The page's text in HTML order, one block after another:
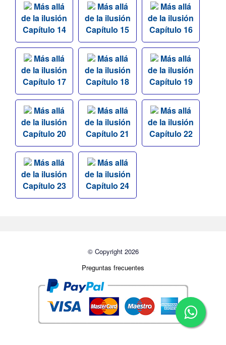
Más allá
de la ilusión
Capítulo 14
Más allá
de la ilusión
Capítulo 15
Más allá
de la ilusión
Capítulo 16
Más allá
de la ilusión
Capítulo 17
Más allá
de la ilusión
Capítulo 18
Más allá
de la ilusión
Capítulo 19
Más allá
de la ilusión
Capítulo 20
Más allá
de la ilusión
Capítulo 21
Más allá
de la ilusión
Capítulo 22
Más allá
de la ilusión
Capítulo 23
Más allá
de la ilusión
Capítulo 24
© Copyright 2026
Preguntas frecuentes